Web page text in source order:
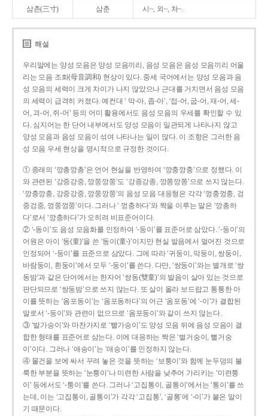
삼촌(三寸) 삼춘 시~, 외~, 처~.
해설
우리말에는 양성 모음은 양성 모음끼리, 음성 모음은 음성 모음끼리 어울
리는 모음 조화(母音調和) 현상이 있다. 중세 국어에서는 양성 모음과 음
성 모음의 세력이 크게 차이가 나지 않았으나 근대를 거치면서 음성 모음
의 세력이 급격히 커졌다. 예컨대 ‘ 막-아, 좁-아’, ‘접-어, 굽-어, 재-어, 세-
어, 괴-어, 쥐-어’ 등의 어미 활용에서도 음성 모음의 우세를 확인할 수 있
다. 심지어는 한 단어 내부에서도 양성 모음이 일관되게 나타나지 않고
양성 모음과 음성 모음이 섞여 나타나는 일이 많다. 이 조항은 그러한 음
성 모음 우세 현상을 명시적으로 규정한 것이다.
① 종래의 ‘깡총깡총’은 언어 현실을 반영하여 ‘깡충깡충’으로 정했다. 이
와 관련된 ‘강중강중, 깡쭝깡쭝’도 ‘강종강종, 깡쫑깡쫑’으로 쓰지 않는다.
‘깡충깡충, 강중강중, 깡쭝깡쭝’의 음성 모음 대응형은 각각 ‘껑충껑충, 겅
중겅중, 껑쭝껑쭝’이다. 그러나 ‘ 껑충하다’와 짝을 이루는 말은 ‘깡총하
다’로서 ‘깡충하다’가 오히려 비표준어이다.
② ‘-동이’도 음성 모음화를 인정하여 ‘-둥이’를 표준어로 삼았다. ‘-둥이’의
어원은 아이 ‘동(童)’을 쓴 ‘동이(童-)’이지만 현실 발음에서 멀어진 것으로
인정되어 ‘-둥이’를 표준으로 삼았다. 그에 따라 ‘귀둥이, 막둥이, 쌍둥이,
바람둥이, 흰둥이’에서 모두 ‘-둥이’를 쓴다. 다만, ‘쌍둥이’와는 별개로 ‘쌍
동밤’과 같은 단어에서는 한자어 ‘쌍동(雙童)’의 발음이 살아 있는 것으로
판단되므로 ‘쌍둥밤’으로 쓰지 않는다. 또 살이 올라 보드랍고 통통한 아
이를 뜻하는 ‘옴포동이’는 ‘옴포동하다’의 어근 ‘옴포동’에 ‘-이’가 결합된
말로서 ‘-둥이’와 관련이 없으므로 ‘옴포둥이’와 같이 쓰지 않는다.
③ ‘발가숭이’와 마찬가지로 ‘빨가숭이’도 양성 모음 뒤에 음성 모음이 결
합한 형태를 표준어로 삼는다. 이에 대응하는 짝은 ‘벌거숭이, 뻘거숭
이’이다. 그러나 ‘애송이’는 ‘애숭이’를 인정하지 않는다.
④ 물건을 보에 싸서 꾸려 놓은 것을 뜻하는 ‘보퉁이’와 함께 눈두덩의 불
룩한 부분을 뜻하는 ‘눈퉁이’나 미련한 사람을 낮추어 가리키는 ‘미련퉁
이’ 등에서도 ‘-퉁이’를 쓴다. 그러나 ‘고집통이, 골통이’에서는 ‘통이’를 쓰
는데, 이는 ‘고집통이, 골통이’가 각각 ‘고집통’, ‘골통’에 ‘-이’가 붙은 말이
기 때문이다.